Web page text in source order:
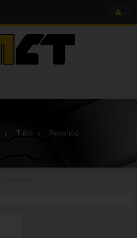
> Tubo > Redondo